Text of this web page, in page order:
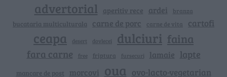
advertorial aperitiv rece ardei branza
bucataria multiculturala carne de porc carne de vita cartofi
ceapa desert dovlecei dulciuri faina
fara carne free friptura fursecuri lamaie lapte
mancare de post morcovi oua ovo-lacto-vegetarian